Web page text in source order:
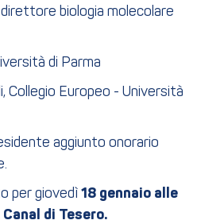
direttore biologia molecolare
di Parma
Collegio Europeo - Università
aggiunto onorario
per giovedì 18 gennaio alle
di Tesero.